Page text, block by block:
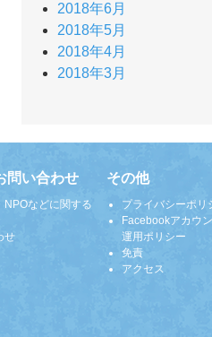
2018年6月
2018年5月
2018年4月
2018年3月
問い合わせ
NPOなどに関する
せ
その他
プライバシーポリ
Facebookアカウ
運用ポリシー
免責
アクセス